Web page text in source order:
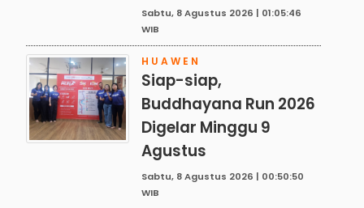
Sabtu, 8 Agustus 2026 | 01:05:46
WIB
HUAWEN
Siap-siap,
Buddhayana Run 2026
Digelar Minggu 9
Agustus
Sabtu, 8 Agustus 2026 | 00:50:50
WIB